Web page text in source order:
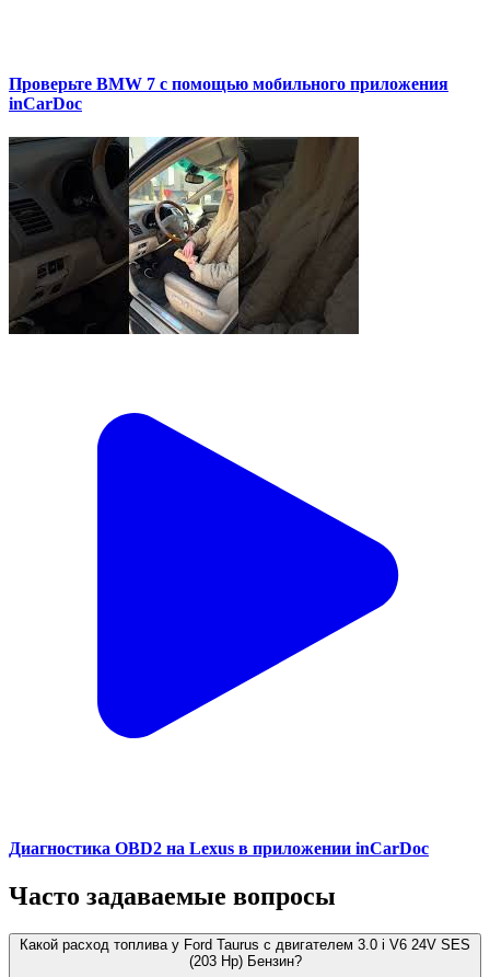
Проверьте BMW 7 с помощью мобильного приложения
inCarDoc
Диагностика OBD2 на Lexus в приложении inCarDoc
Часто задаваемые вопросы
Какой расход топлива у Ford Taurus с двигателем 3.0 i V6 24V SES
(203 Hp) Бензин?